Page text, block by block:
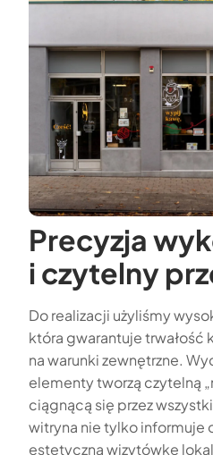
Precyzja
i czytelny
Do realizacji użyliśmy
która gwarantuje trwałość
na warunki zewnętrzne.
elementy tworzą czytelną
ciągnącą się przez
witryna nie tylko informuje
estetyczną wizytówkę